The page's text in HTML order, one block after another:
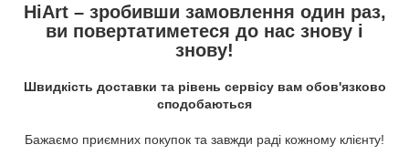
HiArt – зробивши замовлення один раз,
ви повертатиметеся до нас знову і
знову!
Швидкість доставки та рівень сервісу вам обов'язково
сподобаються
Бажаємо приємних покупок та завжди раді кожному клієнту!